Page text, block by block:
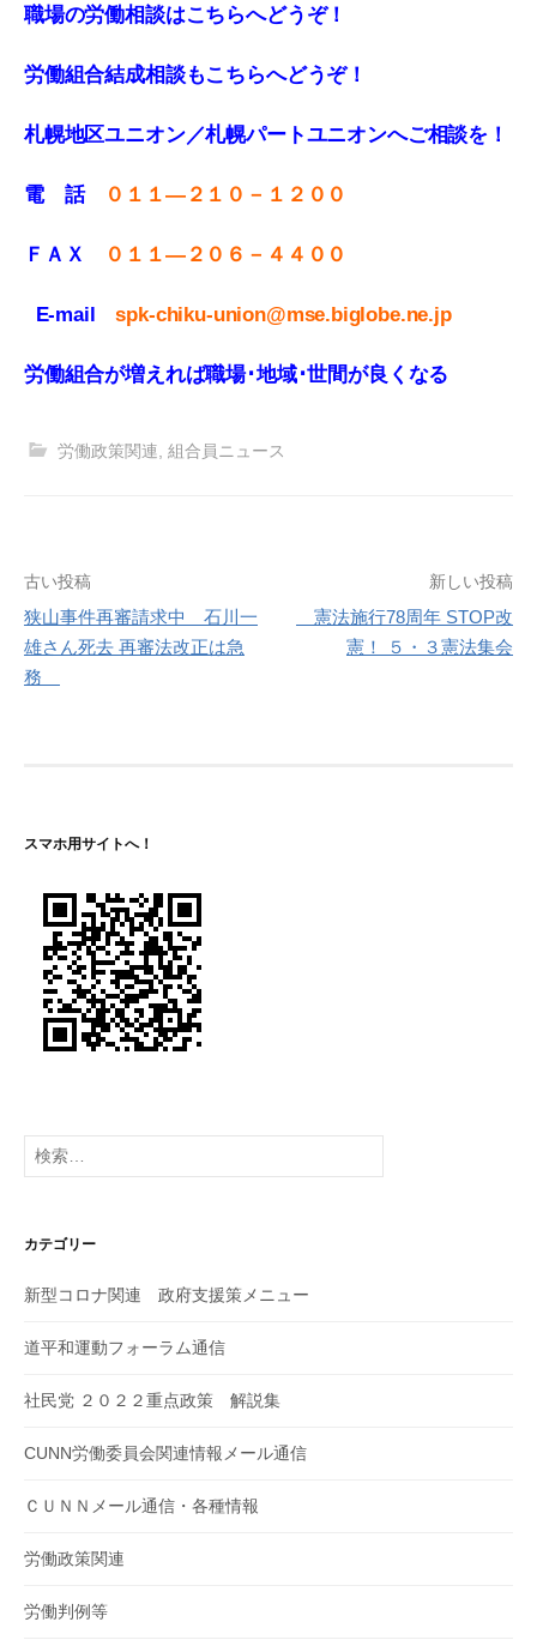
職場の労働相談はこちらへどうぞ！
労働組合結成相談もこちらへどうぞ！
札幌地区ユニオン／札幌パートユニオンへご相談を！
電 話 ０１１—２１０－１２００
ＦＡＸ ０１１—２０６－４４００
E-mailspk-chiku-union@mse.biglobe.ne.jp
労働組合が増えれば職場･地域･世間が良くなる
労働政策関連 組合員ニュース
投
稿
ナ
シ
ョ
ン
古い投稿
狭山事件再審請求中 石川一
雄さん死去 再審法改正は急
務
新しい投稿
憲法施行78周年 STOP改
憲！ ５・３憲法集会
スマホ用サイトへ！
検
索:
カテゴリー
新型コロナ関連 政府支援策メニュー
道平和運動フォーラム通信
社民党 ２０２２重点政策 解説集
CUNN労働委員会関連情報メール通信
ＣＵＮＮメール通信・各種情報
労働政策関連
労働判例等